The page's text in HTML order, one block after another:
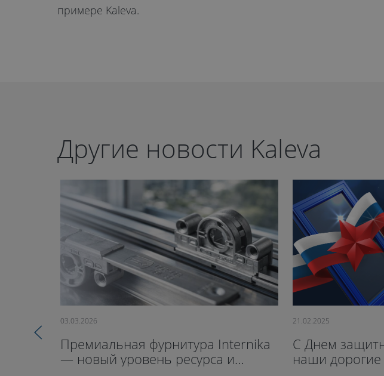
примере Kaleva.
Другие новости Kaleva
03.03.2026
Премиальная фурнитура Internika
— новый уровень ресурса и
21.02.2025
С Днем
наши